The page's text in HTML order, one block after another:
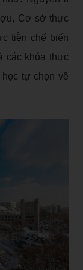
Cơ sở thực
tiễn chế biến
các khóa thực
tự chọn về